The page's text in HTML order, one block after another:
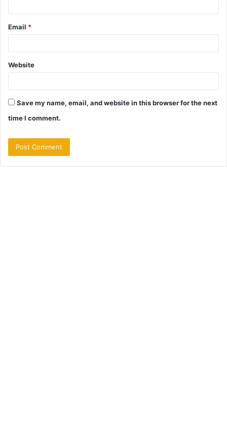
Email *
Website
Save my name, email, and website in this browser for the next
time I comment.